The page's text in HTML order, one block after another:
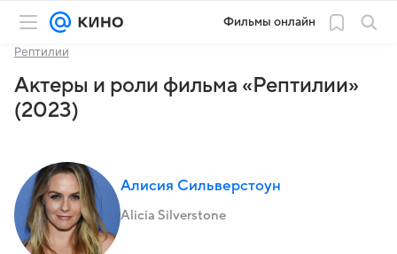
Фильмы онлайн
Рептилии
Актеры и роли фильма «Рептилии»
(2023)
Алисия Сильверстоун
Alicia Silverstone